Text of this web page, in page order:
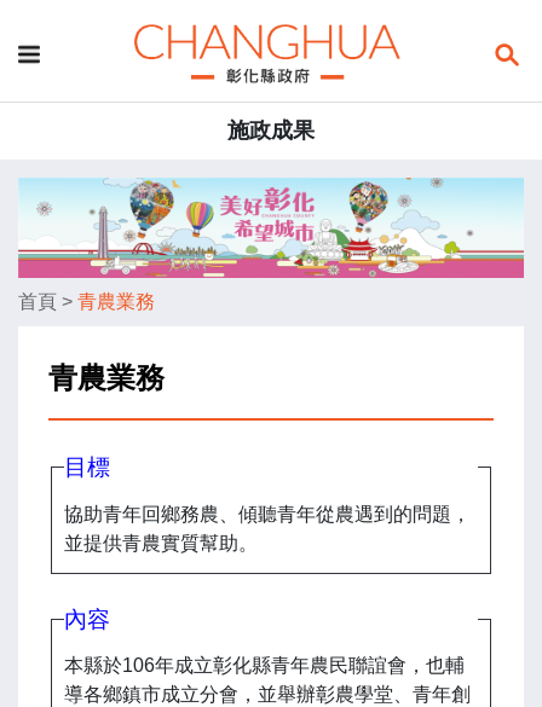
施政成果
首頁 > 青農業務
青農業務
目標
協助青年回鄉務農、傾聽青年從農遇到的問題，
並提供青農實質幫助。
內容
本縣於106年成立彰化縣青年農民聯誼會，也輔
導各鄉鎮市成立分會，並舉辦彰農學堂、青年創